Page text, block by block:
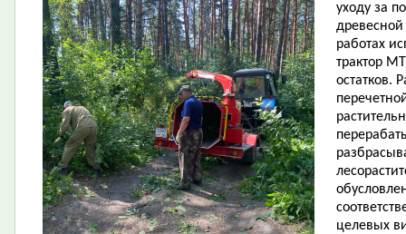
уходу за
древесной
работах
трактор
остатков.
целевых